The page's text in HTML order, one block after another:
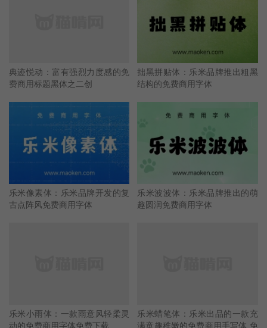
典迹悦动：富有强烈力度感的免
费商用标题黑体之二创
拙黑拼贴体：乐米品牌推出粗黑
结构的免费商用字体
乐米像素体：乐米品牌开发的复
古点阵风免费商用字体
乐米波波体：乐米品牌推出的萌
趣圆润免费商用字体
乐米小雨体：一款雨意风轻柔灵
动的免费商用字体免费下载
乐米蜡笔体：乐米出品的一款充
满童趣稚嫩的免费商用手写体 免